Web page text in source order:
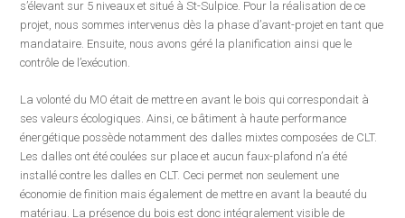
s’élevant sur 5 niveaux et situé à St-Sulpice. Pour la réalisation de ce
projet, nous sommes intervenus dès la phase d’avant-projet en tant que
mandataire. Ensuite, nous avons géré la planification ainsi que le
contrôle de l’exécution.
La volonté du MO était de mettre en avant le bois qui correspondait à
ses valeurs écologiques. Ainsi, ce bâtiment à haute performance
énergétique possède notamment des dalles mixtes composées de CLT.
Les dalles ont été coulées sur place et aucun faux-plafond n’a été
installé contre les dalles en CLT. Ceci permet non seulement une
économie de finition mais également de mettre en avant la beauté du
matériau. La présence du bois est donc intégralement visible de